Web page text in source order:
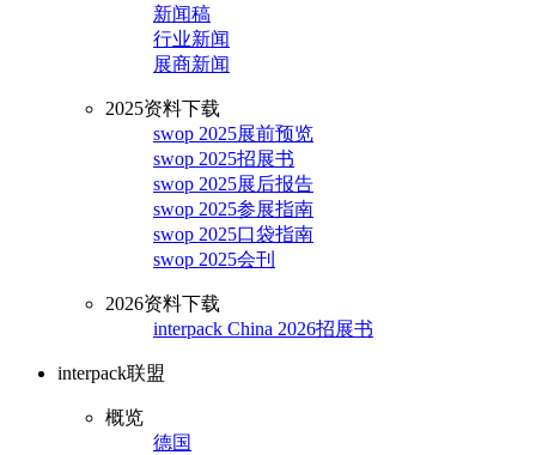
新闻稿
行业新闻
展商新闻
2025资料下载
swop 2025展前预览
swop 2025招展书
swop 2025展后报告
swop 2025参展指南
swop 2025口袋指南
swop 2025会刊
2026资料下载
interpack China 2026招展书
interpack联盟
概览
德国